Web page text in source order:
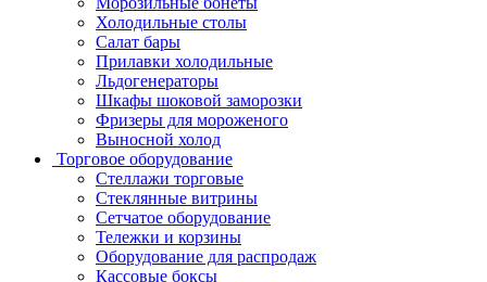
Холодильные столы
Салат бары
Прилавки холодильные
Льдогенераторы
Шкафы шоковой заморозки
Фризеры для мороженого
Выносной холод
Торговое оборудование
Стеллажи торговые
Стеклянные витрины
Сетчатое оборудование
Тележки и корзины
Оборудование для распродаж
Кассовые боксы